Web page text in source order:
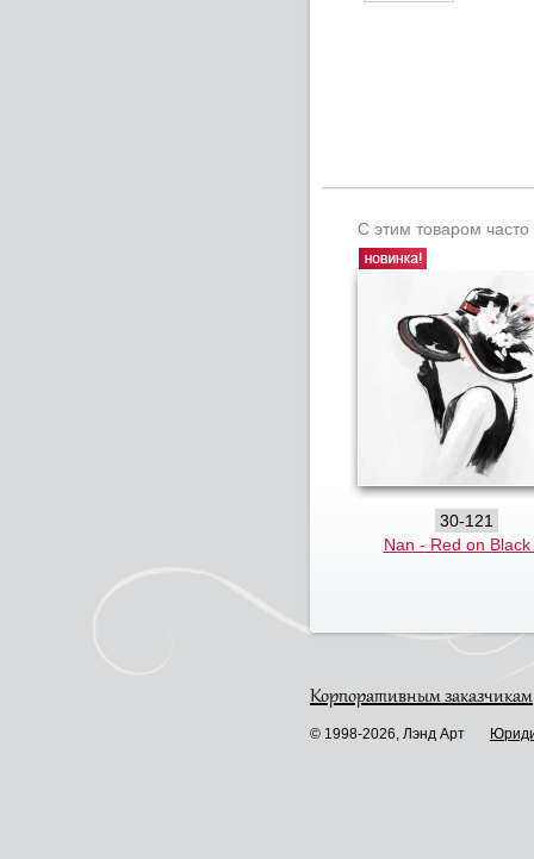
С этим товаром часто
30-121
Nan - Red on Black
Корпоративным заказчикам
© 1998-2026, Лэнд Арт